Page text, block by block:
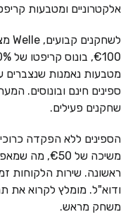
אלקטרוניים ומטבעות
מטבעות נאמנות שנצברים
ספינים חינם ובונוסים.
שחקנים פעילים.
משיכה של
ודוא"ל. מומלץ לקרוא את
משחק מראש.